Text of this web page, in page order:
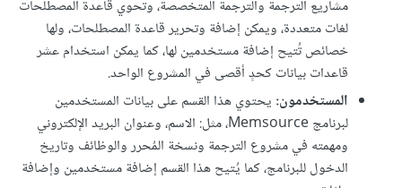
مشاريع الترجمة والترجمة المتخصصة، وتحوي قاعدة المصطلحات
لغات متعددة، ويمكن إضافة وتحرير قاعدة المصطلحات، ولها
خصائص تُتيح إضافة مستخدمين لها، كما يمكن استخدام عشر
قاعدات بيانات كحدٍ أقصى في المشروع الواحد.
المستخدمون: يحتوي هذا القسم على بيانات المستخدمين
لبرنامج Memsource، مثل: الاسم، وعنوان البريد الإلكتروني
ومهمته في مشروع الترجمة ونسخة المُحرر والوظائف وتاريخ
الدخول للبرنامج، كما يُتيح هذا القسم إضافة مستخدمين وإضافة